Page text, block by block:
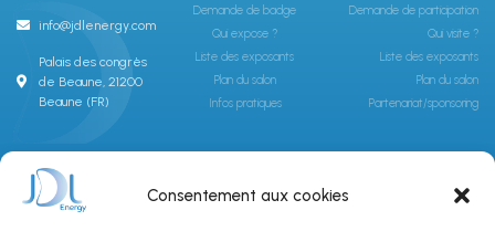
Consentement aux cookies
info@jdlenergy.com
Palais des congrès
de Beaune, 21200
Beaune (FR)
Demande de badge
Qui expose ?
Liste des exposants
Plan du salon
Infos pratiques
Demande de participation
Qui visite ?
Liste des exposants
Plan du salon
Partenariat/sponsoring
ABONNEZ-VOUS À LA NEWSLETTER JDLGROUPE